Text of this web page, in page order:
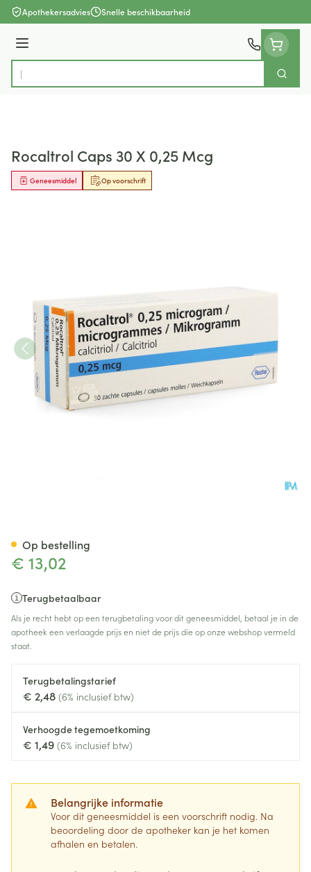
Ga naar de inhoud
Apothekersadvies Snelle beschikbaarheid
Menu
Product, merk, categorie...
Zoek
Rocaltrol Caps 30 X 0,25 Mcg
Op voorschrift
Geneesmiddel
€ 13,02
Terugbetaalbaar
Als je recht hebt op een terugbetaling voor dit geneesmiddel, betaal je in de
apotheek een verlaagde prijs en niet de prijs die op onze webshop vermeld
staat.
Terugbetalingstarief
€ 2,48 (6% inclusief btw)
Verhoogde tegemoetkoming
€ 1,49 (6% inclusief btw)
Belangrijke informatie
Voor dit geneesmiddel is een voorschrift nodig. Na
beoordeling door de apotheker kan je het komen
afhalen en betalen.
Op bestelling